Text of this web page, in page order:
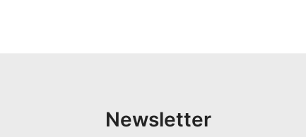
Newsletter